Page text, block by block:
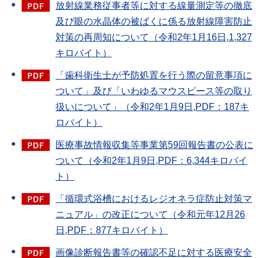
放射線業務従事者等に対する線量測定等の徹底
及び眼の水晶体の被ばくに係る放射線障害防止
対策の再周知について（令和2年1月16日,1,327
キロバイト）
「歯科衛生士が予防処置を行う際の留意事項に
ついて」及び「いわゆるマウスピース等の取り
扱いについて」（令和2年1月9日,PDF：187キ
ロバイト）
医療事故情報収集等事業第59回報告書の公表に
ついて（令和2年1月9日,PDF：6,344キロバイ
ト）
「循環式浴槽におけるレジオネラ症防止対策マ
ニュアル」の改正について（令和元年12月26
日,PDF：877キロバイト）
画像診断報告書等の確認不足に対する医療安全